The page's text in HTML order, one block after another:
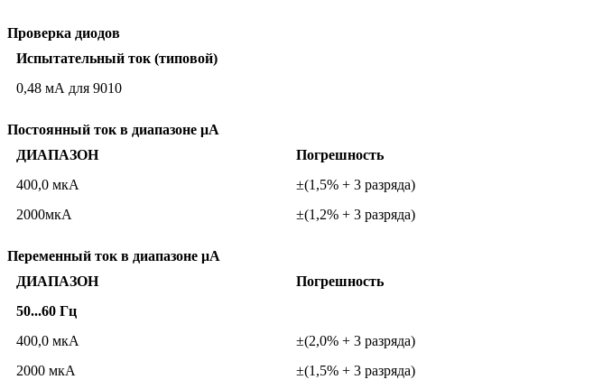
Проверка диодов
Испытательный ток (типовой)
0,48 мА для 9010
Постоянный ток в диапазоне μA
ДИАПАЗОН
Погрешность
400,0 мкА
±(1,5% + 3 разряда)
2000мкА
±(1,2% + 3 разряда)
Переменный ток в диапазоне μA
ДИАПАЗОН
Погрешность
50...60 Гц
400,0 мкА
±(2,0% + 3 разряда)
2000 мкА
±(1,5% + 3 разряда)